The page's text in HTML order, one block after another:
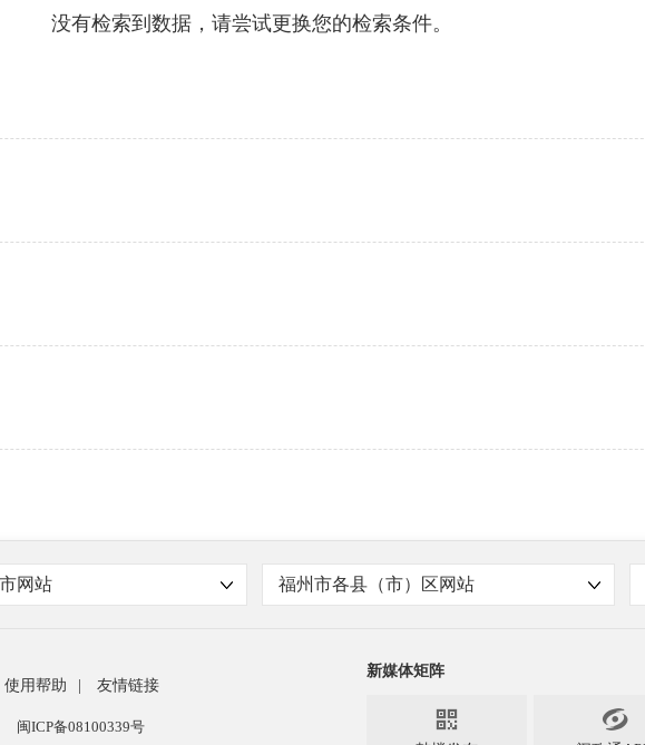
没有检索到数据，请尝试更换您的检索条件。
网站 福州市各县（市）区网站
使用帮助 友情链接
闽ICP备08100339号
新媒体矩阵
 